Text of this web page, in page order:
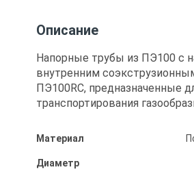
Описание
Напорные трубы из ПЭ100 с
внутренним
ПЭ100RC, предназначенные
транспортирования
Материал
Диаметр